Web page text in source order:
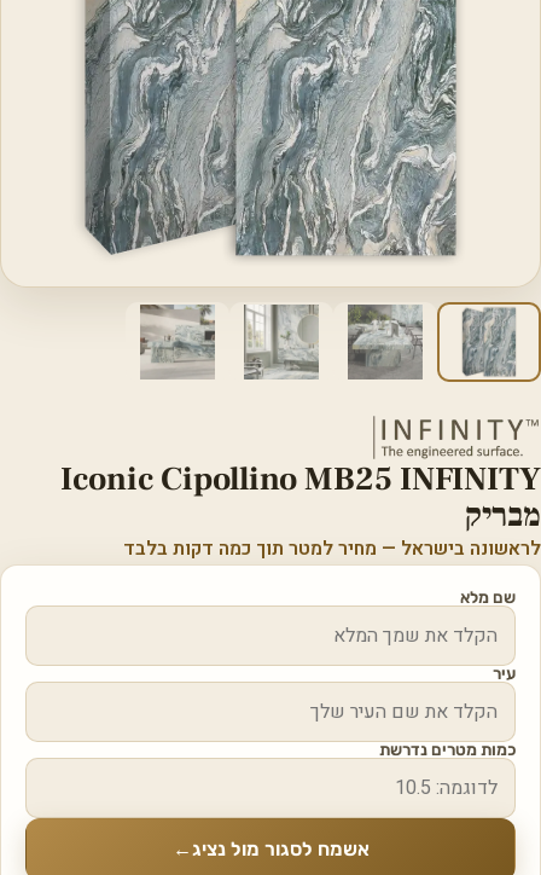
Iconic Cipollino MB25 INFINITY
מבריק
לראשונה בישראל — מחיר למטר תוך כמה דקות בלבד
שם מלא
עיר
כמות מטרים נדרשת
אשמח לסגור מול נציג←